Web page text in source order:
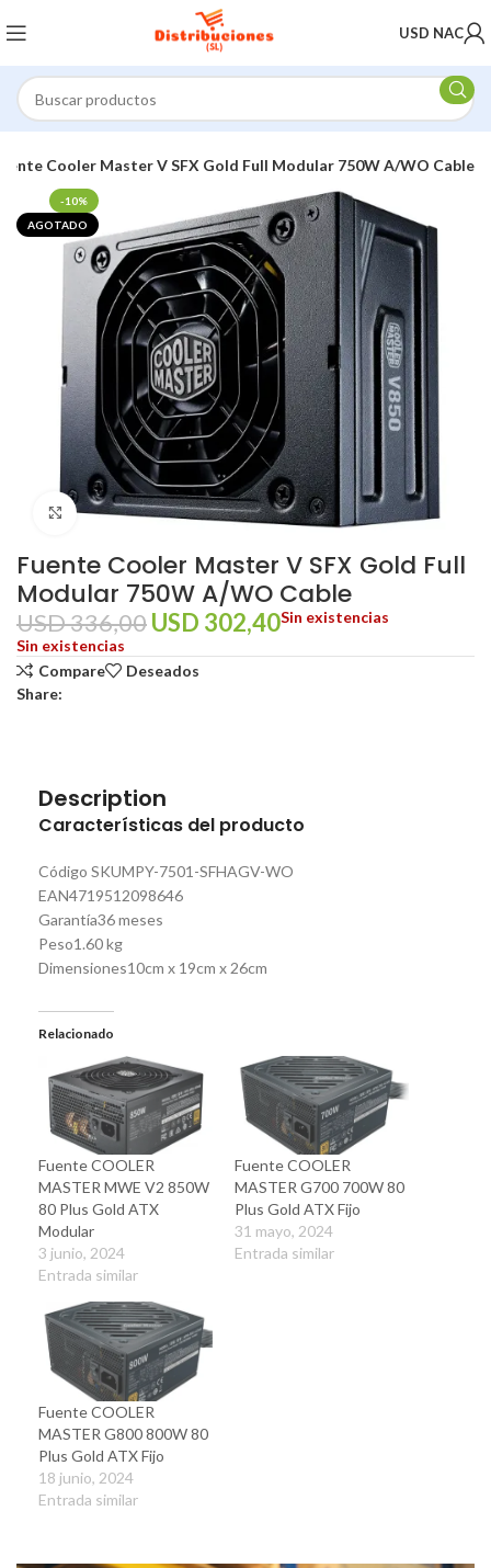
USD NAC
Cooler Master V SFX Gold Full Modular 750W A/WO Cable
-10%
AGOTADO
Click to enlarge
Fuente Cooler Master V SFX Gold Full
Modular 750W A/WO Cable
USD336,00USD 302,40Sin existencias
Sin existencias
Compare
Deseados
Share:
Description
Características del producto
Código SKUMPY-7501-SFHAGV-WO
EAN4719512098646
Garantía36 meses
Peso1.60 kg
Dimensiones10cm x 19cm x 26cm
Relacionado
Fuente COOLER
MASTER MWE V2 850W
80 Plus Gold ATX
Modular
3 junio, 2024
Entrada similar
Fuente COOLER
MASTER G700 700W 80
Plus Gold ATX Fijo
31 mayo, 2024
Entrada similar
Fuente COOLER
MASTER G800 800W 80
Plus Gold ATX Fijo
18 junio, 2024
Entrada similar